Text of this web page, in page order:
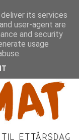
its services
user-agent are
and security
usage